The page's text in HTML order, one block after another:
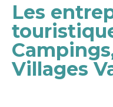
Les
Villages